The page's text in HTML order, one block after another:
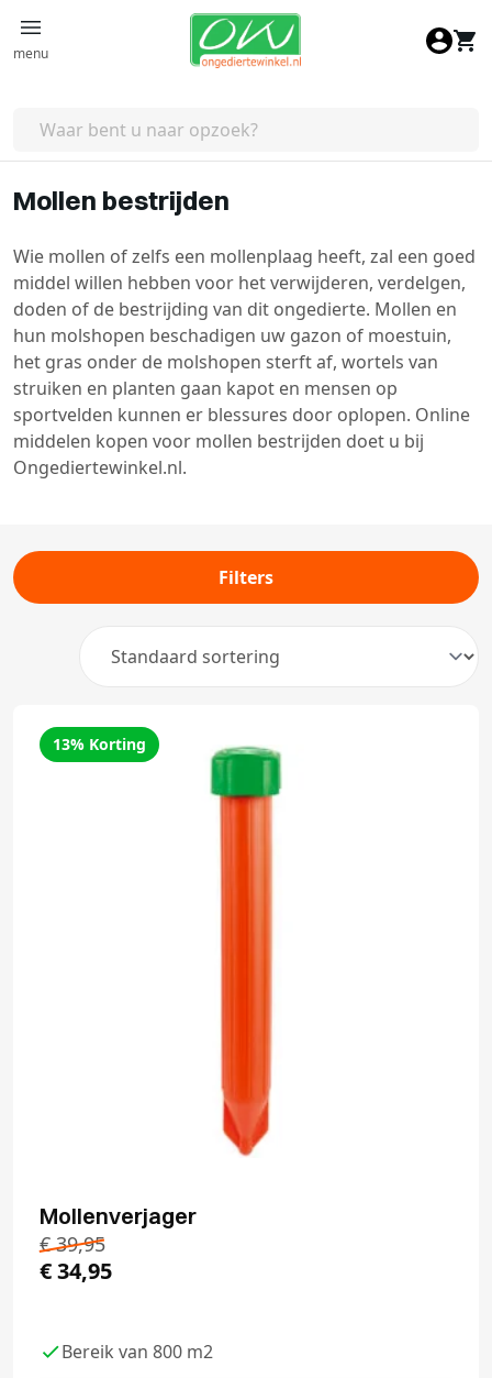
menu
Mollen bestrijden
Wie mollen of zelfs een mollenplaag heeft, zal een goed
middel willen hebben voor het verwijderen, verdelgen,
doden of de bestrijding van dit ongedierte. Mollen en
hun molshopen beschadigen uw gazon of moestuin,
het gras onder de molshopen sterft af, wortels van
struiken en planten gaan kapot en mensen op
sportvelden kunnen er blessures door oplopen. Online
middelen kopen voor mollen bestrijden doet u bij
Ongediertewinkel.nl.
Filters
13% Korting
Mollenverjager
€39,95
€34,95
Bereik van 800 m2